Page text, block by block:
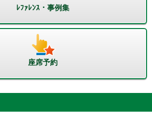
ﾚﾌｧﾚﾝｽ・事例集
座席予約